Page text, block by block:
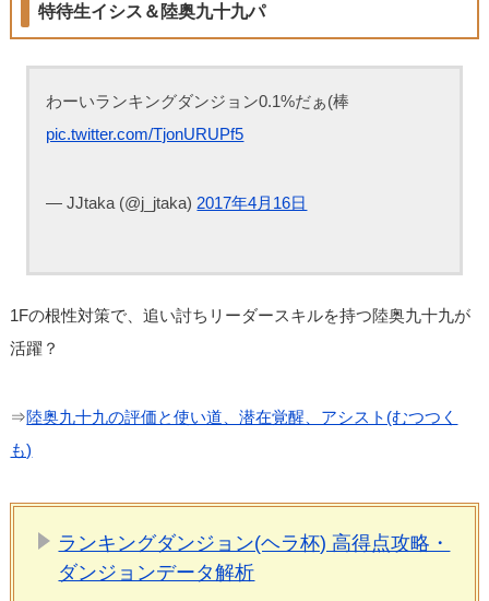
特待生イシス＆陸奥九十九パ
わーいランキングダンジョン0.1%だぁ(棒
pic.twitter.com/TjonURUPf5
— JJtaka (@j_jtaka) 2017年4月16日
1Fの根性対策で、追い討ちリーダースキルを持つ陸奥九十九が
活躍？
⇒陸奥九十九の評価と使い道、潜在覚醒、アシスト(むつつく
も)
ランキングダンジョン(ヘラ杯) 高得点攻略・
ダンジョンデータ解析